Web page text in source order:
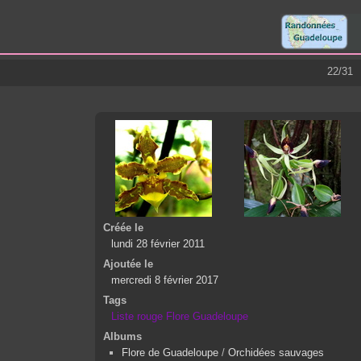
22/31
Créée le
lundi 28 février 2011
Ajoutée le
mercredi 8 février 2017
Tags
Liste rouge Flore Guadeloupe
Albums
Flore de Guadeloupe / Orchidées sauvages